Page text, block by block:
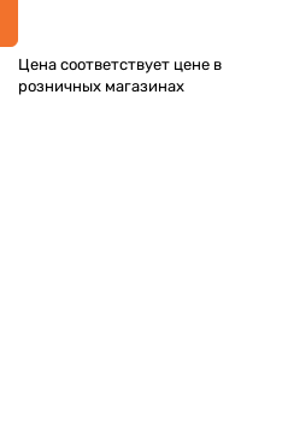
Цена соответствует цене в
розничных магазинах